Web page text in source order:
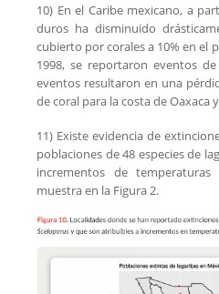
10) En el Caribe mexicano, a
duros ha disminuido
cubierto por corales a 10% en el
1998, se reportaron eventos
eventos resultaron en una
de coral para la costa de Oaxaca y
11) Existe evidencia de
poblaciones de 48 especies de
incrementos de
muestra en la Figura 2.